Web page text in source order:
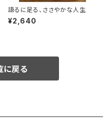
語るに足る、ささやかな人生
¥2,640
に戻る